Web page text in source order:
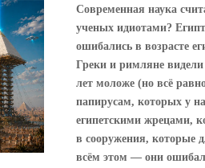
Современная наука
ученых идиотами?
ошибались в возрасте
Греки и римляне
лет моложе (но всё
папирусам, которых у
египетскими жрецами,
в сооружения, которые
всём этом — они